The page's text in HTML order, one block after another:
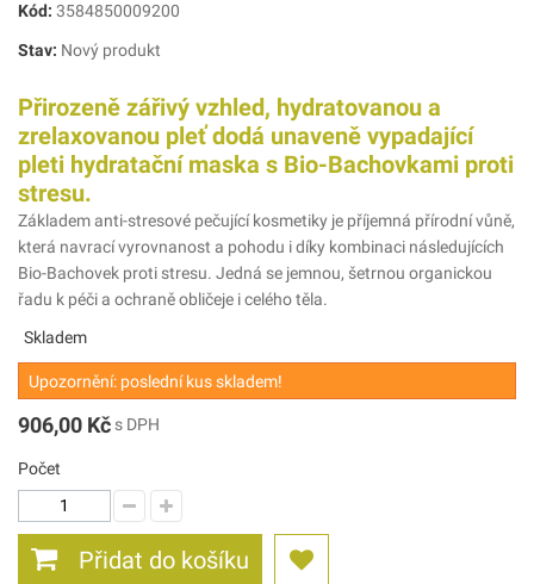
Kód: 3584850009200
Stav: Nový produkt
Přirozeně zářivý vzhled, hydratovanou a
zrelaxovanou pleť dodá unaveně vypadající
pleti hydratační maska s Bio-Bachovkami proti
stresu.
Základem anti-stresové pečující kosmetiky je příjemná přírodní vůně,
která navrací vyrovnanost a pohodu i díky kombinaci následujících
Bio-Bachovek proti stresu. Jedná se jemnou, šetrnou organickou
řadu k péči a ochraně obličeje i celého těla.
Skladem
Upozornění: poslední kus skladem!
906,00 Kč s DPH
Počet
Přidat do košíku